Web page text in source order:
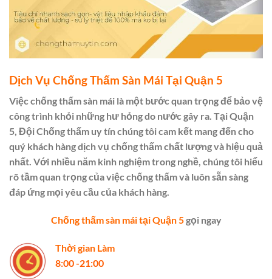
Dịch Vụ Chống Thấm Sàn Mái Tại Quận 5
Việc chống thấm sàn mái là một bước quan trọng để bảo vệ
công trình khỏi những hư hỏng do nước gây ra. Tại Quận
5, Đội Chống thấm uy tín chúng tôi cam kết mang đến cho
quý khách hàng dịch vụ chống thấm chất lượng và hiệu quả
nhất. Với nhiều năm kinh nghiệm trong nghề, chúng tôi hiểu
rõ tầm quan trọng của việc chống thấm và luôn sẵn sàng
đáp ứng mọi yêu cầu của khách hàng.
Chống thấm sàn mái tại Quận 5gọi ngay
Thời gian Làm
8:00 -21:00